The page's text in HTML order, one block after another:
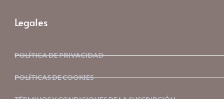
Legales
POLÍTICA DE PRIVACIDAD
POLÍTICAS DE COOKIES